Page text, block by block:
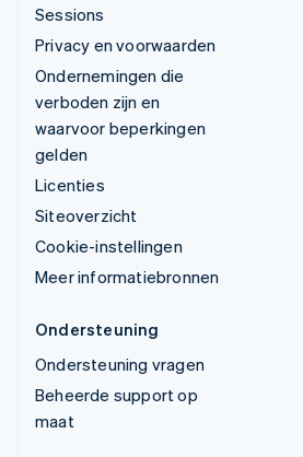
Sessions
Privacy en voorwaarden
Ondernemingen die
verboden zijn en
waarvoor beperkingen
gelden
Licenties
Siteoverzicht
Cookie-instellingen
Meer informatiebronnen
Ondersteuning
Ondersteuning vragen
Beheerde support op
maat